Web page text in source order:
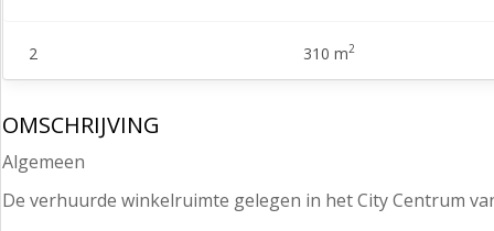
2 310 m2
OMSCHRIJVING
Algemeen
De verhuurde winkelruimte gelegen in het City Centrum